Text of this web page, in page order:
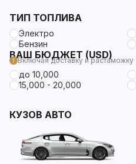
ТИП ТОПЛИВА
Электро
Бензин
ВАШ БЮДЖЕТ (USD)
Включая доставку и растаможку
до 10,000
15,000 - 20,000
КУЗОВ АВТО